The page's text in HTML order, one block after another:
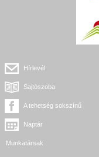
Hírlevél
Sajtószoba
A tehetség sokszínű
Naptár
Munkatársak